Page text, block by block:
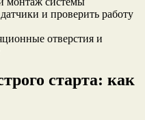
и проверить работу
отверстия и
старта: как